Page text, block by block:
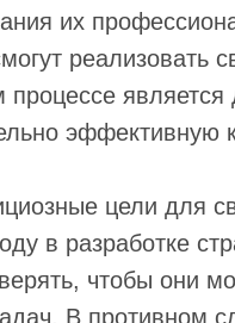
их
реализовать
является
эффективную
цели для
в разработке
чтобы они
В противном